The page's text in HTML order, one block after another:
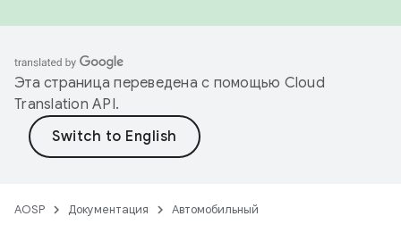
Эта страница переведена с помощью Cloud
Translation API.
AOSP Документация Автомобильный